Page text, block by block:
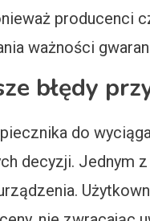
producenci
ważności
błędy
do
decyzji. Jednym